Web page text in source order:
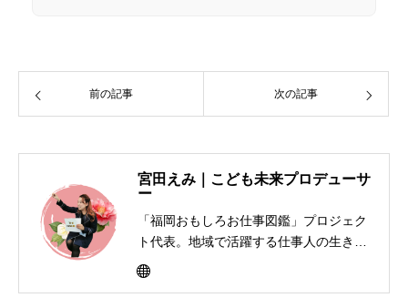
前の記事 次の記事
宮田えみ｜こども未来プロデューサ
ー
「福岡おもしろお仕事図鑑」プロジェク
ト代表。地域で活躍する仕事人の生き方
を子どもたちに届けるキャリア教育活動